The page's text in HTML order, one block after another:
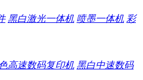
黑白激光一体机 喷墨一体机 彩
高速数码复印机 黑白中速数码